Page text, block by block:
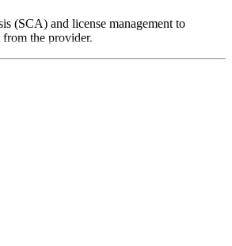
(SCA) and license management to
the provider.